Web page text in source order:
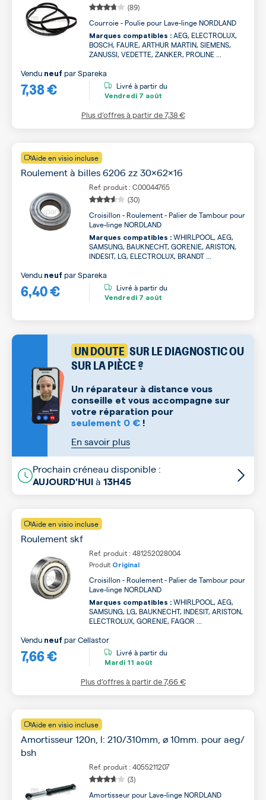
(89)
Courroie - Poulie pour Lave-linge NORDLAND
Marques compatibles : AEG, ELECTROLUX,
BOSCH, FAURE, ARTHUR MARTIN, SIEMENS,
ZANUSSI, VEDETTE, ZANKER, PROLINE ...
7,38 €
Vendu neuf parSpareka
Livré à partir du
Vendredi 7 août
Plus d’offres à partir de7,38 €
Aide en visio incluse
Roulement à billes 6206 zz 30x62x16
Ref. produit : C00044765
(30)
Croisillon - Roulement - Palier de Tambour pour
Lave-linge NORDLAND
Marques compatibles : WHIRLPOOL, AEG,
SAMSUNG, BAUKNECHT, GORENJE, ARISTON,
INDESIT, LG, ELECTROLUX, BRANDT ...
6,40 €
Vendu neuf parSpareka
Livré à partir du
Vendredi 7 août
UN DOUTE SUR LE DIAGNOSTIC OU
SUR LA PIÈCE ?
Un réparateur à distance vous
conseille et vous accompagne sur
votre réparation pour
seulement 0 € !
En savoir plus
Prochain créneau disponible :
AUJOURD'HUI à 13H45
Aide en visio incluse
Roulement skf
Ref. produit : 481252028004
Produit Original
Croisillon - Roulement - Palier de Tambour pour
Lave-linge NORDLAND
Marques compatibles : WHIRLPOOL, AEG,
SAMSUNG, LG, BAUKNECHT, INDESIT, ARISTON,
ELECTROLUX, GORENJE, FAGOR ...
7,66 €
Vendu neuf parCellastor
Livré à partir du
Mardi 11 août
Plus d’offres à partir de7,66 €
Aide en visio incluse
Amortisseur 120n, l: 210/310mm, ø 10mm. pour aeg/
bsh
Ref. produit : 4055211207
(3)
Amortisseur pour Lave-linge NORDLAND